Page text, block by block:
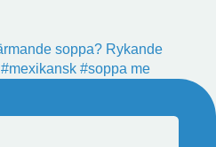
soppa? Rykande
#soppa me